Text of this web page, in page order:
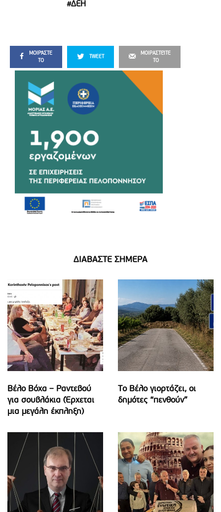
#ΔΕΗ
ΜΟΙΡΆΣΤΕ
ΤΟ
TWEET
ΜΟΙΡΑΣΤΕΊΤΕ
ΤΟ
ΔΙΑΒΑΣΤΕ ΣΗΜΕΡΑ
Βέλο Βόχα – Ραντεβού
για σουβλάκια (Έρχεται
μια μεγάλη έκπληξη)
Το Βέλο γιορτάζει, οι
δημότες “πενθούν”